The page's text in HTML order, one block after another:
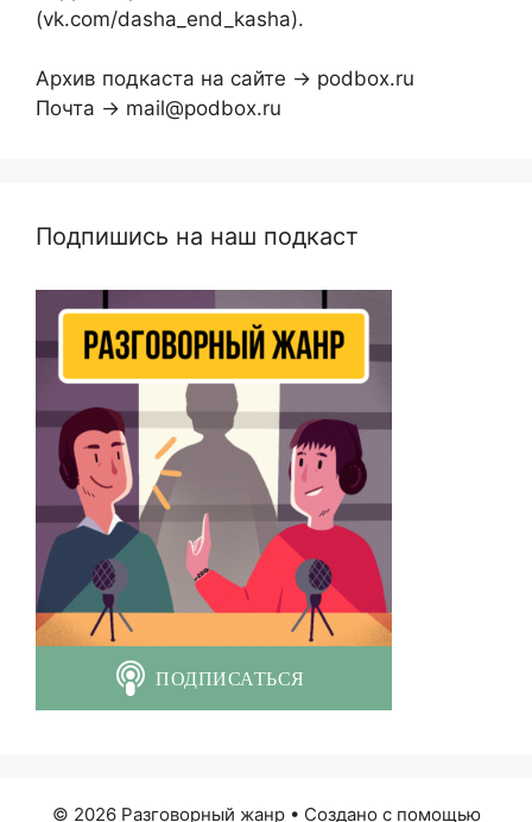
(vk.com/dasha_end_kasha).
Архив подкаста на сайте → podbox.ru
Почта → mail@podbox.ru
Подпишись на наш подкаст
© 2026 Разговорный жанр• Создано с помощью